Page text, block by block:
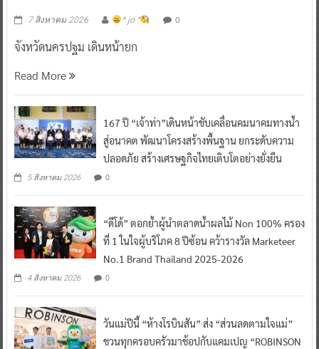
7 สิงหาคม 2026 ^ jo ^ 0
จังหวัดนครปฐม เดินหน้ายก
Read More
167 ปี “เจ้าท่า”เดินหน้าขับเคลื่อนคมนาคมทางน้ำ
สู่อนาคต พัฒนาโครงสร้างพื้นฐาน ยกระดับความ
ปลอดภัย สร้างเศรษฐกิจไทยเติบโตอย่างยั่งยืน
5 สิงหาคม 2026 0
“ดีโด้” ตอกย้ำผู้นำตลาดน้ำผลไม้ Non 100% ครอง
ที่ 1 ในใจผู้บริโภค 8 ปีซ้อน คว้ารางวัล Marketeer
No.1 Brand Thailand 2025-2026
4 สิงหาคม 2026 0
วันแม่ปีนี้ “ห้างโรบินสัน” ส่ง “ส่วนลดตามใจแม่”
ชวนทุกครอบครัวมาช้อปกับแคมเปญ “ROBINSON